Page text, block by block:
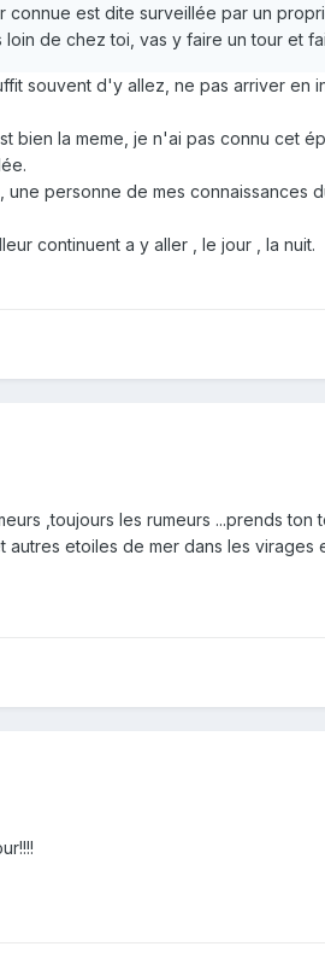
est dite surveillée par un
de chez toi, vas y faire un tour et
souvent d'y allez, ne pas arriver
bien la meme, je n'ai pas connu cet
personne de mes connaissances
continuent a y aller , le jour , la nuit.
,toujours les rumeurs ...prends ton
etoiles de mer dans les virages